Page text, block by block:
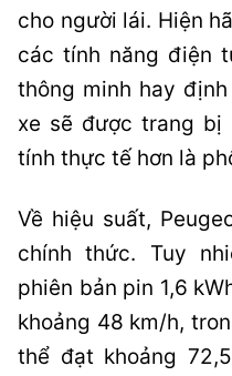
cho người lái. Hiện
các tính năng điện
thông minh hay
xe sẽ được trang
tính thực tế hơn là
Về hiệu suất,
chính thức. Tuy
phiên bản pin 1,6
khoảng 48 km/h,
thể đạt khoảng